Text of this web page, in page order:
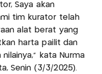
Saya akan
tim kurator telah
alat berat yang
harta pailit dan
kata Nurma
Senin (3/3/2025).